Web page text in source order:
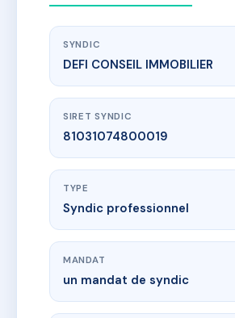
SYNDIC
DEFI CONSEIL IMMOBILIER
SIRET SYNDIC
81031074800019
TYPE
Syndic professionnel
MANDAT
un mandat de syndic